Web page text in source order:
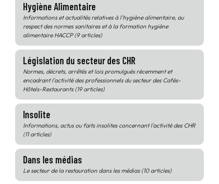
Hygiène Alimentaire
Informations et actualités relatives à l'hygiène alimentaire, au
respect des normes sanitaires et à la formation hygiène
alimentaire HACCP (9 articles)
Législation du secteur des CHR
Normes, décrets, arrêtés et lois promulgués récemment et
encadrant l'activité des professionnels du secteur des Cafés-
Hôtels-Restaurants (19 articles)
Insolite
Informations, actus ou faits insolites concernant l'activité des CHR
(11 articles)
Dans les médias
Le secteur de la restauration dans les médias (10 articles)